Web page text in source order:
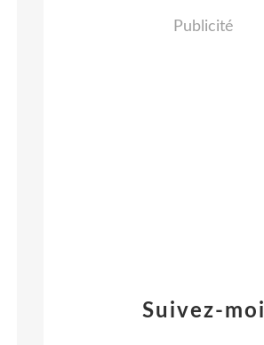
Suivez-moi
Publicité